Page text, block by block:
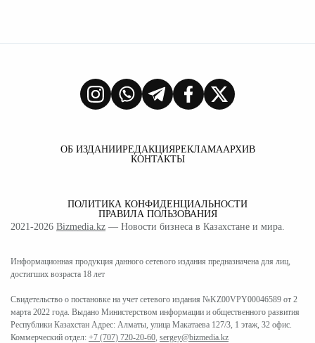
ОБ ИЗДАНИИРЕДАКЦИЯРЕКЛАМААРХИВ
КОНТАКТЫ
ПОЛИТИКА КОНФИДЕНЦИАЛЬНОСТИ
ПРАВИЛА ПОЛЬЗОВАНИЯ
2021-2026 Bizmedia.kz — Новости бизнеса в Казахстане и мира.
Информационная продукция данного сетевого издания предназначена для лиц,
достигших возраста 18 лет
Свидетельство о постановке на учет сетевого издания №KZ00VPY00046589 от 2
марта 2022 года. Выдано Министерством информации и общественного развития
Республики Казахстан Адрес: Алматы, улица Макатаева 127/3, 1 этаж, 32 офис.
Коммерческий отдел: +7 (707) 720-20-60 sergey@bizmedia.kz